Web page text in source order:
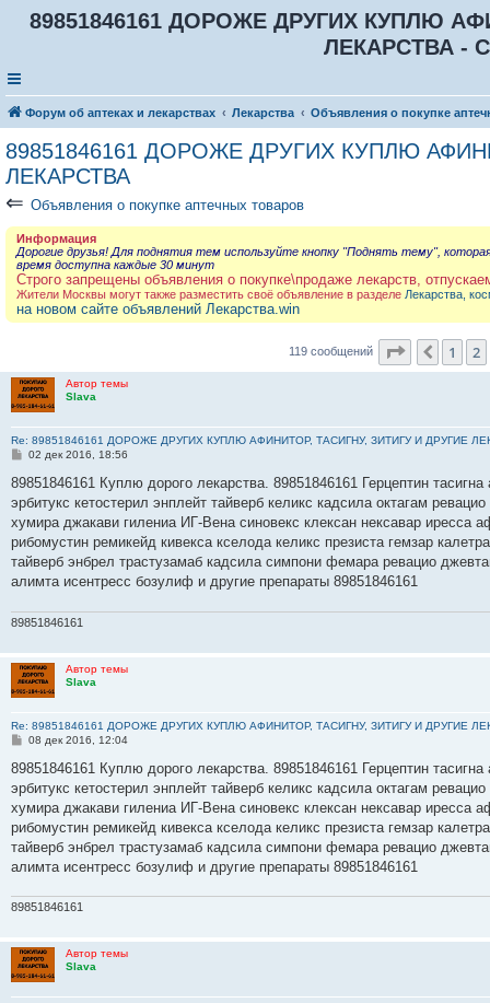
89851846161 ДОРОЖЕ ДРУГИХ КУПЛЮ
ЛЕКАРСТВА -
Форум об аптеках и лекарствах Лекарства Объявления о покупке
89851846161 ДОРОЖЕ ДРУГИХ КУПЛЮ
ЛЕКАРСТВА
⇐ Объявления о покупке аптечных товаров
Информация
Дорогие друзья! Для поднятия тем используйте кнопку "Поднять тему",
время доступна каждые 30 минут
Строго запрещены объявления о покупке\продаже лекарств,
Жители Москвы могут также разместить своё объявление в разделе Лекарства,
на новом сайте объявлений Лекарства.win
119 сообщений Страница3
Пред.
1 2
Автор темы
Slava
Re: 89851846161 ДОРОЖЕ ДРУГИХ КУПЛЮ АФИНИТОР, ТАСИГНУ, ЗИТИГУ И ДРУГИЕ
С
о
щ
е
и
е
02 дек 2016, 18:56
89851846161 Куплю дорого лекарства. 89851846161 Герцептин
эрбитукс кетостерил энплейт тайверб келикс кадсила октагам
хумира джакави гилениа ИГ-Вена синовекс клексан нексавар иресса
рибомустин ремикейд кивекса кселода келикс презиста гемзар
тайверб энбрел трастузамаб кадсила симпони фемара ревацио
алимта исентресс бозулиф и другие препараты 89851846161
89851846161
Автор темы
Slava
Re: 89851846161 ДОРОЖЕ ДРУГИХ КУПЛЮ АФИНИТОР, ТАСИГНУ, ЗИТИГУ И ДРУГИЕ
С
о
щ
е
и
е
08 дек 2016, 12:04
89851846161 Куплю дорого лекарства. 89851846161 Герцептин
эрбитукс кетостерил энплейт тайверб келикс кадсила октагам
хумира джакави гилениа ИГ-Вена синовекс клексан нексавар иресса
рибомустин ремикейд кивекса кселода келикс презиста гемзар
тайверб энбрел трастузамаб кадсила симпони фемара ревацио
алимта исентресс бозулиф и другие препараты 89851846161
89851846161
Автор темы
Slava